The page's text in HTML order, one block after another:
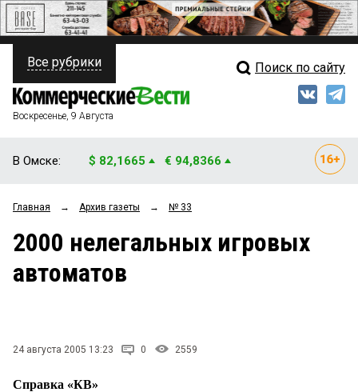
ПОЛИТИКА
ФИНАНСЫ
ОБЩЕСТВО
ЗАКОН
СТИЛЬ ЖИЗНИ
Свежий выпуск
Рейтинги
Все рубрики Поиск по сайту
Воскресенье, 9 Августа
В Омске: $ 82,1665 € 94,8366
Главная → Архив газеты → № 33
2000 нелегальных игровых
автоматов
24 августа 2005 13:23 0 2559
Справка «КВ»